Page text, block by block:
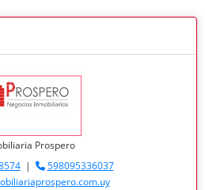
Prospero
|
598095336037